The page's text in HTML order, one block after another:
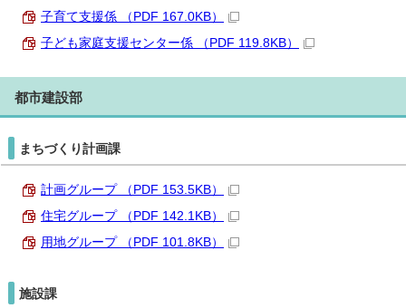
子育て支援係 （PDF 167.0KB）
子ども家庭支援センター係 （PDF 119.8KB）
都市建設部
まちづくり計画課
計画グループ （PDF 153.5KB）
住宅グループ （PDF 142.1KB）
用地グループ （PDF 101.8KB）
施設課